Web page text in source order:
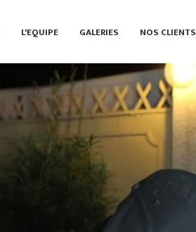
L'EQUIPE GALERIES NOS CLIENTS